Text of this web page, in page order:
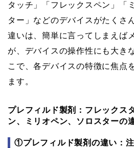
タッチ」「フレックスペン」「
ター」などのデバイスがたくさ
違いは、簡単に言ってしまえば
が、デバイスの操作性にも大き
こで、各デバイスの特徴に焦点
ます。
プレフィルド製剤：フレックス
ン、ミリオペン、ソロスターの
①プレフィルド製剤の違い：